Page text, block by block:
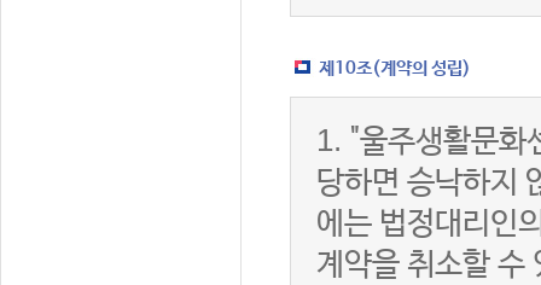
제10조(계약의 성립)
1. "울주생활문화
당하면 승낙하지
에는 법정대리인
계약을 취소할 수